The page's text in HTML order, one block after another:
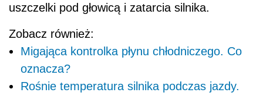
uszczelki pod głowicą i zatarcia silnika.
Zobacz również:
Migająca kontrolka płynu chłodniczego. Co
oznacza?
Rośnie temperatura silnika podczas jazdy.